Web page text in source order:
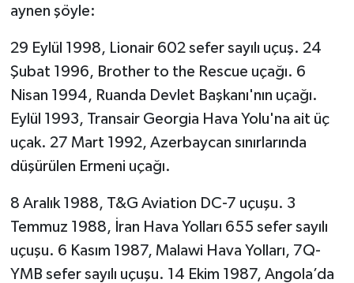
aynen şöyle:
29 Eylül 1998, Lionair 602 sefer sayılı uçuş. 24
Şubat 1996, Brother to the Rescue uçağı. 6
Nisan 1994, Ruanda Devlet Başkanı'nın uçağı.
Eylül 1993, Transair Georgia Hava Yolu'na ait üç
uçak. 27 Mart 1992, Azerbaycan sınırlarında
düşürülen Ermeni uçağı.
8 Aralık 1988, T&G Aviation DC-7 uçuşu. 3
Temmuz 1988, İran Hava Yolları 655 sefer sayılı
uçuşu. 6 Kasım 1987, Malawi Hava Yolları, 7Q-
YMB sefer sayılı uçuşu. 14 Ekim 1987, Angola’da